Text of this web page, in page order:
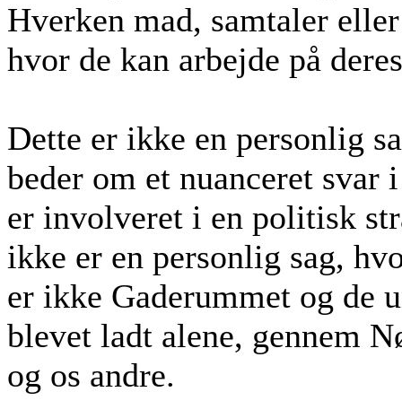
Hverken mad, samtaler
hvor de kan arbejde på
Dette er ikke en personlig
beder om et nuanceret svar
er involveret i en politisk
ikke er en personlig sag,
er ikke Gaderummet og de
blevet ladt alene, gennem
og os andre.